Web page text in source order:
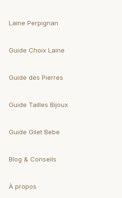
Laine Perpignan
Guide Choix Laine
Guide des Pierres
Guide Tailles Bijoux
Guide Gilet Bebe
Blog & Conseils
À propos